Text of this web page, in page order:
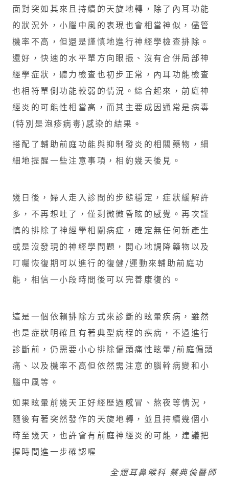
面對突如其來且持續的天旋地轉，除了內耳功能
的狀況外，小腦中風的表現也會相當神似，儘管
機率不高，但還是謹慎地進行神經學檢查排除。
還好，快速的水平單方向眼振、沒有合併局部神
經學症狀，聽力檢查也初步正常，內耳功能檢查
也相符單側功能較弱的情況。綜合起來，前庭神
經炎的可能性相當高，而其主要成因通常是病毒
(特別是泡疹病毒)感染的結果。
搭配了輔助前庭功能與抑制發炎的相關藥物，細
細地提醒一些注意事項，相約幾天後見。
幾日後，婦人走入診間的步態穩定，症狀緩解許
多，不再想吐了，僅剩微微昏眩的感覺。再次謹
慎的排除了神經學相關病症，確定無任何新產生
或是沒發現的神經學問題，開心地調降藥物以及
叮囑恢復期可以進行的復健/運動來輔助前庭功
能，相信一小段時間後可以完善康復的。
這是一個依賴排除方式來診斷的眩暈疾病，雖然
也是症狀明確且有著典型病程的疾病，不過進行
診斷前，仍需要小心排除偏頭痛性眩暈/前庭偏頭
痛、以及機率不高但依然需注意的腦幹病變和小
腦中風等。
如果眩暈前幾天正好經歷過感冒、熬夜等情況，
隨後有著突然發作的天旋地轉，並且持續幾個小
時至幾天，也許會有前庭神經炎的可能，建議把
握時間進一步確認喔
全煜耳鼻喉科 蔡典倫醫師